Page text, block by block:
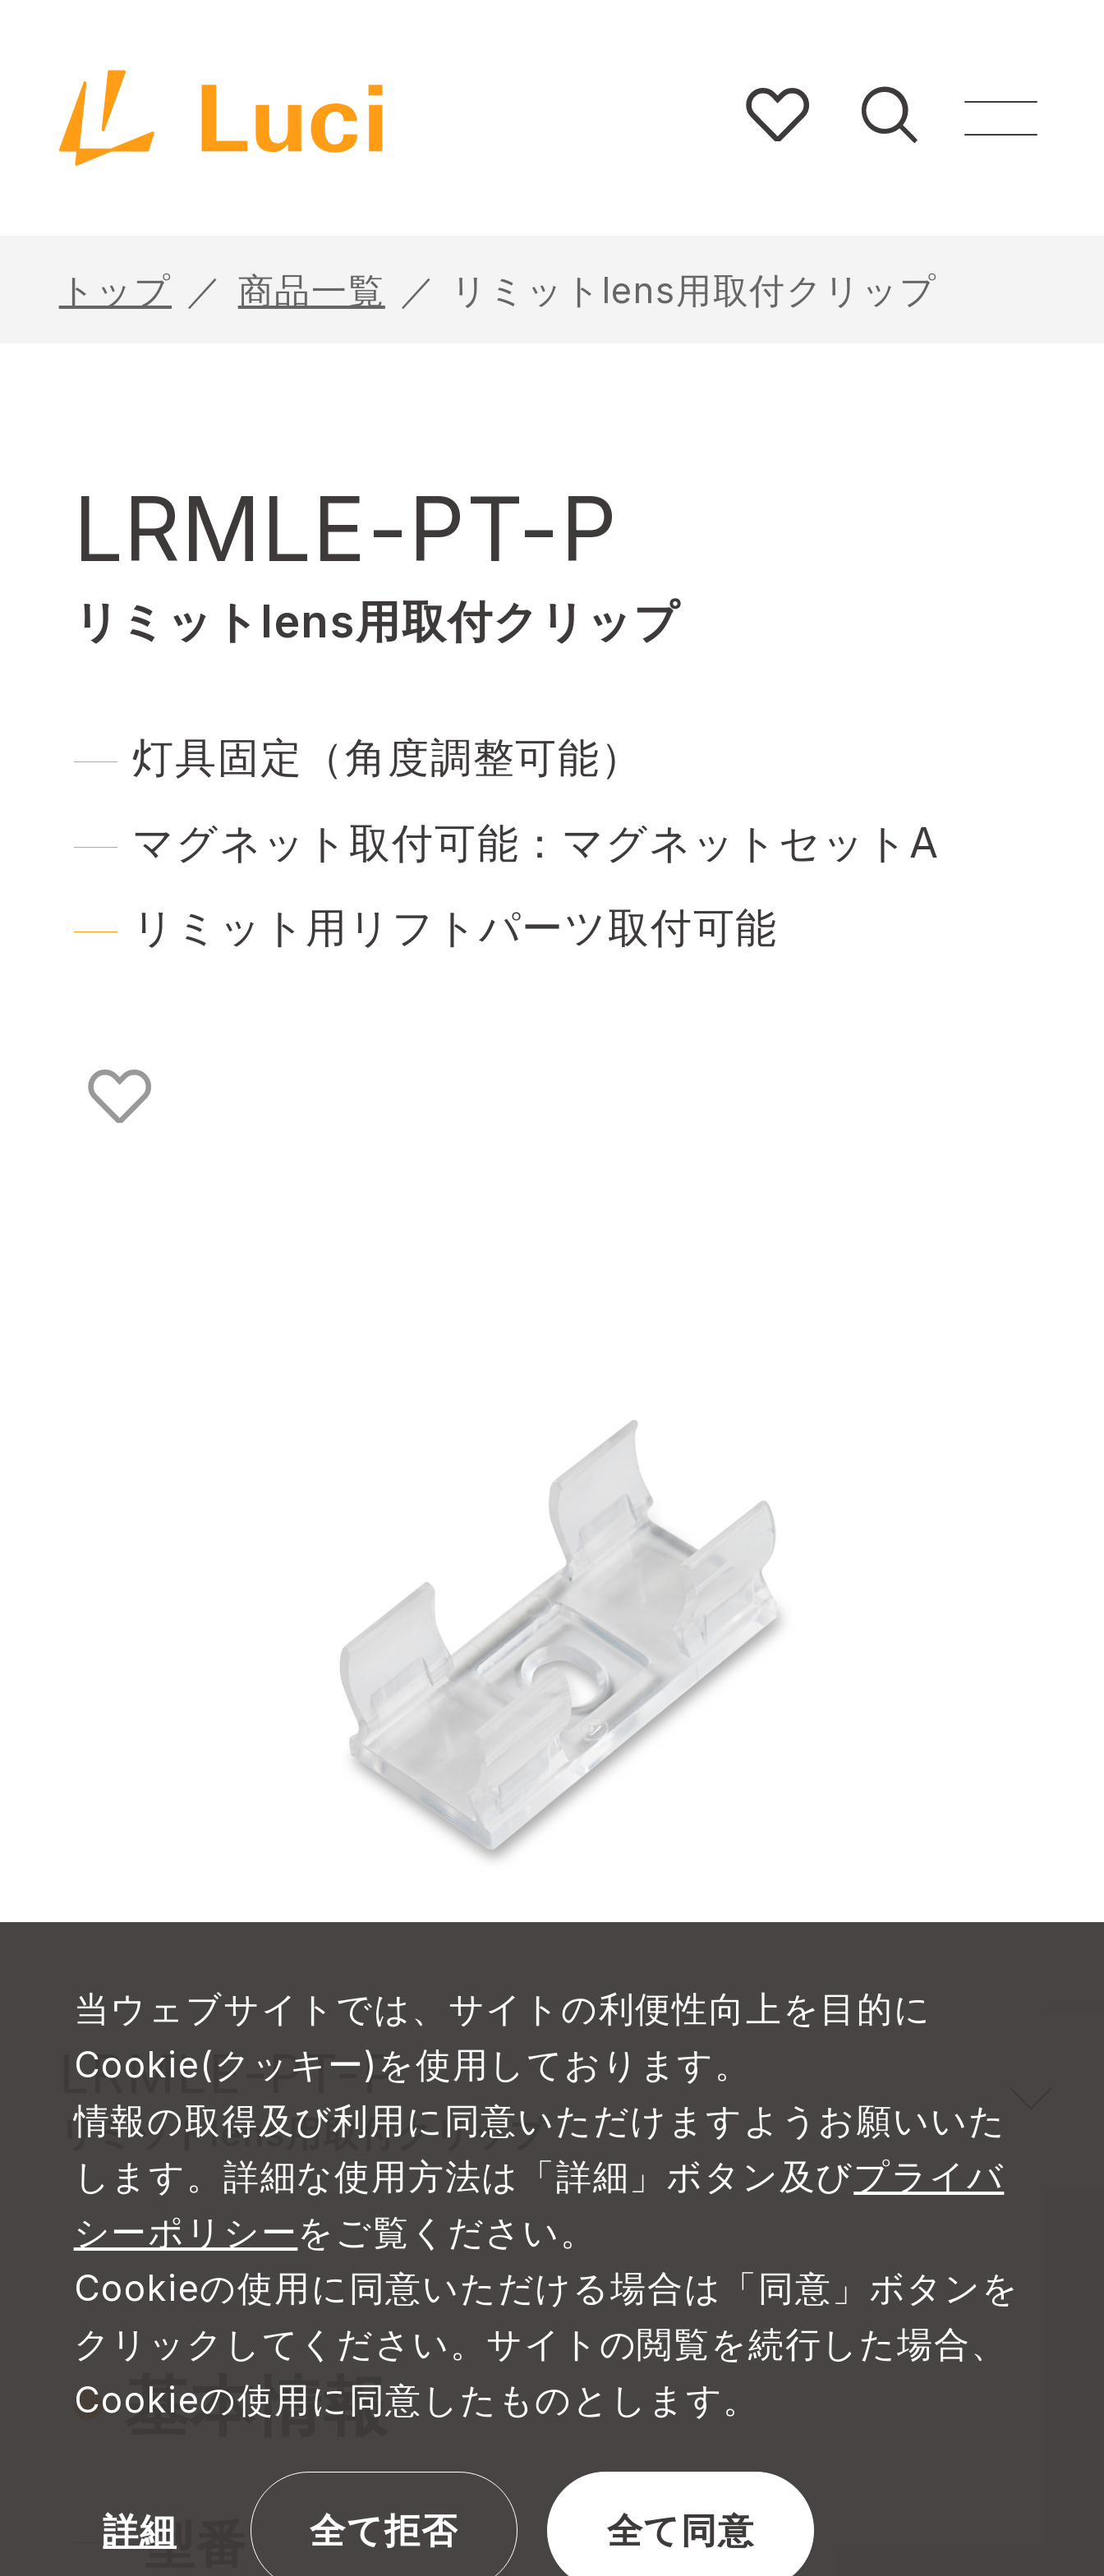
トップ 商品一覧 リミットlens用取付クリップ
LRMLE-PT-P
リミットlens用取付クリップ
灯具固定（角度調整可能）
マグネット取付可能：マグネットセットA
リミット用リフトパーツ取付可能
LRMLE-PT-P
リミットlens用取付クリップ
基本情報
型番
当ウェブサイトでは、サイトの利便性向上を目的に
Cookie(クッキー)を使用しております。
情報の取得及び利用に同意いただけますようお願いいた
します。詳細な使用方法は「詳細」ボタン及びプライバ
シーポリシーをご覧ください。
Cookieの使用に同意いただける場合は「同意」ボタンを
クリックしてください。サイトの閲覧を続行した場合、
Cookieの使用に同意したものとします。
詳細 全て拒否 全て同意